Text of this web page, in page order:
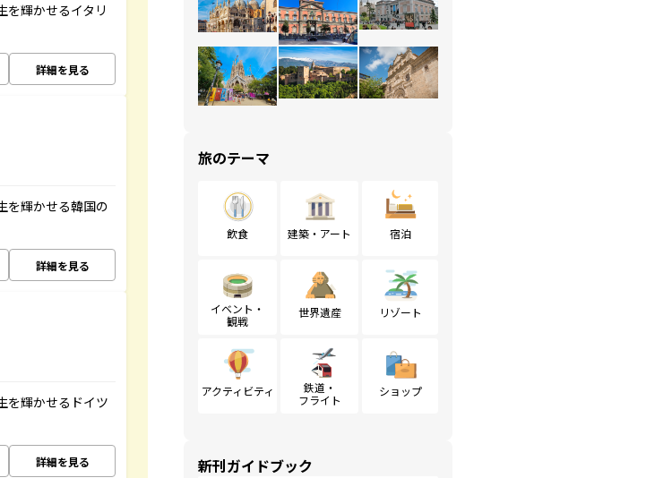
輝かせるイタリ
詳細を見る
を輝かせる韓国の
詳細を見る
を輝かせるドイツ
詳細を見る
旅のテーマ
飲食 建築・アート 宿泊
イベント・
観戦
世界遺産 リゾート
アクティビティ
鉄道・
フライト
ショップ
新刊ガイドブック